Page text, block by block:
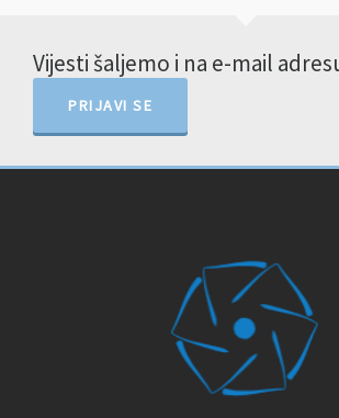
Vijesti šaljemo i na e-mail
PRIJAVI SE